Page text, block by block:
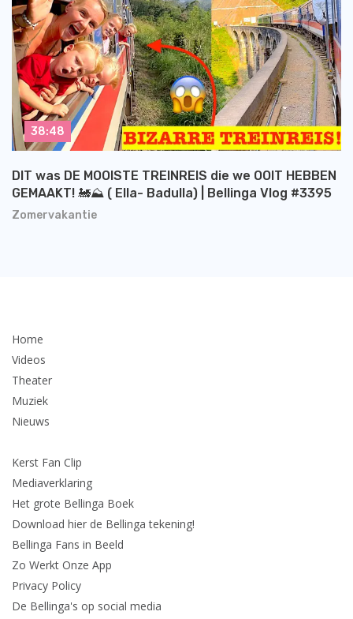
Zomervakantie
DIT was DE MOOISTE TREINREIS die we OOIT HEBBEN
GEMAAKT! 🚂⛰️ ( Ella- Badulla) | Bellinga Vlog #3395
38:48
Home
Videos
Theater
Muziek
Nieuws
Kerst Fan Clip
Mediaverklaring
Het grote Bellinga Boek
Download hier de Bellinga tekening!
Bellinga Fans in Beeld
Zo Werkt Onze App
Privacy Policy
De Bellinga's op social media